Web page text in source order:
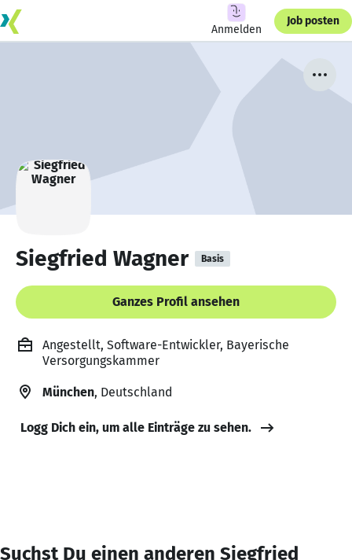
Anmelden
Job posten
Siegfried Wagner Basis
Ganzes Profil ansehen
Angestellt, Software-Entwickler, Bayerische
Versorgungskammer
München, Deutschland
Logg Dich ein, um alle Einträge zu sehen.
Suchst Du einen anderen Siegfried